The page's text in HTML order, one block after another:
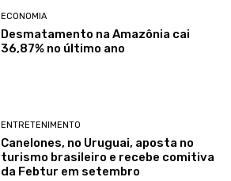
ECONOMIA
Desmatamento na Amazônia cai
36,87% no último ano
ENTRETENIMENTO
Canelones, no Uruguai, aposta no
turismo brasileiro e recebe comitiva
da Febtur em setembro